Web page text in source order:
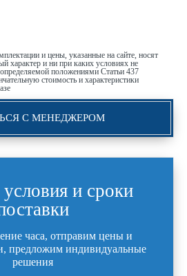
и цены, указанные на сайте, носят
характер и ни при каких условиях не
положениями Статьи 437
стоимость и характеристики
С МЕНЕДЖЕРОМ
условия и сроки
часа, отправим цены и
предложим индивидуальные
решения